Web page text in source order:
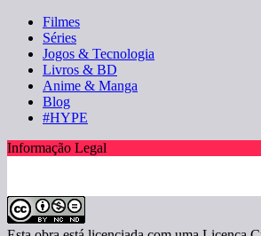
Filmes
Séries
Jogos & Tecnologia
Livros & BD
Anime & Manga
Blog
#HYPE
Informação Legal